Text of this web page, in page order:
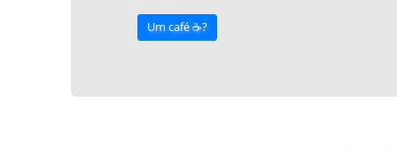
Um café ☕️?